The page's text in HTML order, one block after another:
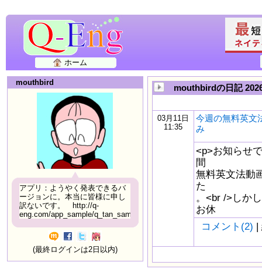
ホーム
mouthbird
アプリ：ようやく発表できるバ
ージョンに。本当に皆様に申し
訳ないです。 http://q-
eng.com/app_sample/q_tan_sample06.html
(最終ログインは2日以内)
mouthbirdの日記
03月11日
11:35
今週の無料英文
み
<p>お知らせ
間
無料英文法動
た
。<br />しか
お休
コメント(2) |